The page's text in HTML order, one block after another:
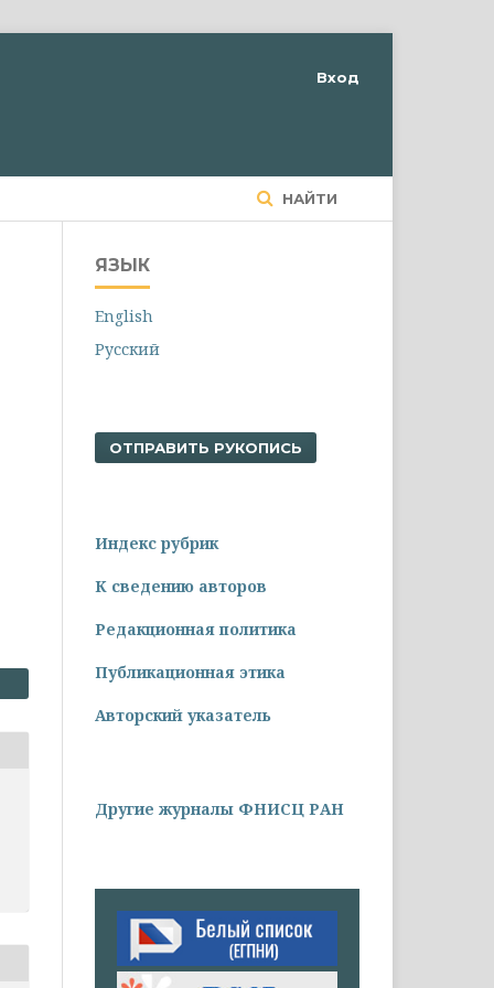
НАЙТИ
Вход
ЯЗЫК
English
Русский
ОТПРАВИТЬ РУКОПИСЬ
Индекс рубрик
К сведению авторов
Редакционная политика
Публикационная этика
Авторский указатель
Другие журналы ФНИСЦ РАН